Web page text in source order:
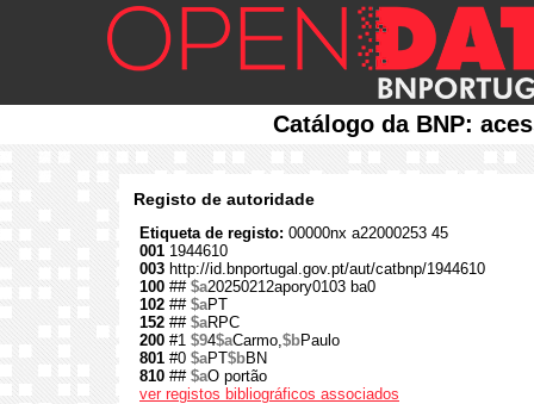
Catálogo da BNP:
Registo de autoridade
Etiqueta de registo: 00000nx a22000253 45
001 1944610
003 http://id.bnportugal.gov.pt/aut/catbnp/1944610
100 ## $a20250212apory0103 ba0
102 ## $aPT
152 ## $aRPC
200 #1 $94$aCarmo,$bPaulo
801 #0 $aPT$bBN
810 ## $aO portão
ver registos bibliográficos associados